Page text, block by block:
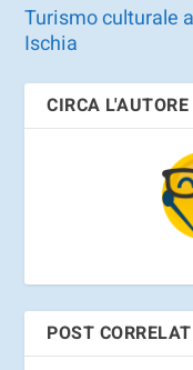
Turismo culturale a
Ischia
CIRCA L'AUTORE
POST